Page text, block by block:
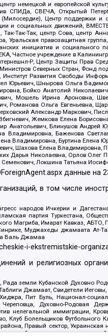
немецкой и европейской
СВЕЧА, Открытый
Центр поддержки
и социальных движений,
Так-Так-Так, центр Сова, центр
Уральская правозащитная
инициатив и социального
учреждение в
Р, Центр Защиты Прав
Северных Стран, Фонд
Развития Свободы
Юрьевич, Шнырова Ольга
Бойко Анатолий
Мошель Ирина Ароновна,
Романова Ольга Евгеньевна,
Александр Маркович,
Жемкова Елена
Анатольевич, Блинушов Андрей
Владимировна, Баженова
Владимировна, Буртина
Шахова Елена Владимировна,
Дарья Николаевна, Орлов Олег
Локшина Татьяна
данные на
в том числе
народов Ичкерии и
партия Туркестана,
Магриба, Имарат Кавказ,
Муджахеды джамаата Ат-
Валь Джамаа
i-ekstremistskie-
и религиозных
Рада земли Кубанской Духовно
Джамаат, Свидетели
Пит Буль, Национал-
Духовно-Родовая
нелегальной иммиграции,
Клуб Болельщиков
Правый сектор,
объединение